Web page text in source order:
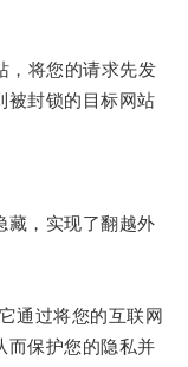
将您的请求先发
被封锁的目标网站
，实现了翻越外
通过将您的互联网
而保护您的隐私并